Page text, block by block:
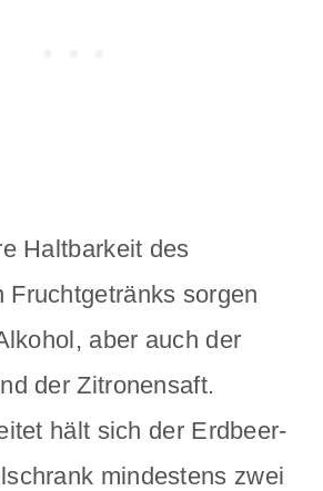
Haltbarkeit des
Fruchtgetränks sorgen
aber auch der
der Zitronensaft.
hält sich der Erdbeer-
mindestens zwei